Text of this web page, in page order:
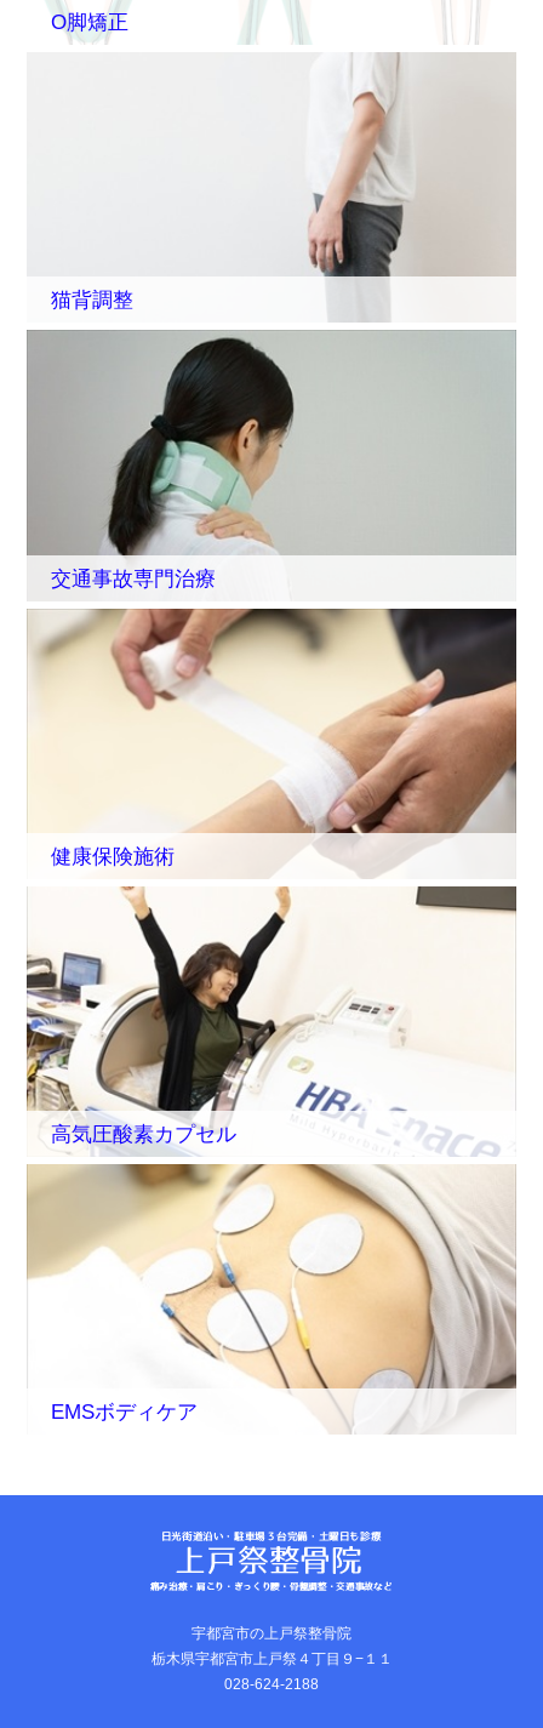
O脚矯正
猫背調整
交通事故専門治療
健康保険施術
高気圧酸素カプセル
EMSボディケア
宇都宮市の上戸祭整骨院
栃木県宇都宮市上戸祭４丁目９−１１
028-624-2188